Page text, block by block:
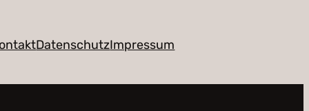
DatenschutzImpressum